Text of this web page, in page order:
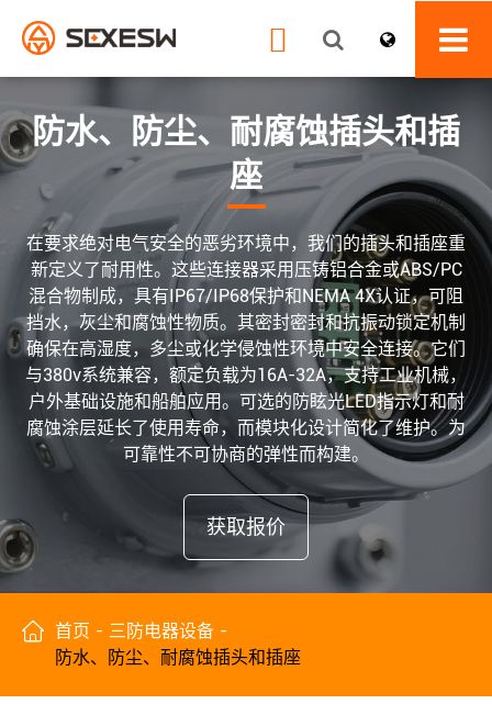

防水、防尘、耐腐蚀插头和插
座
在要求绝对电气安全的恶劣环境中，我们的插头和插座重
新定义了耐用性。这些连接器采用压铸铝合金或ABS/PC
混合物制成，具有IP67/IP68保护和NEMA 4X认证，可阻
挡水，灰尘和腐蚀性物质。其密封密封和抗振动锁定机制
确保在高湿度，多尘或化学侵蚀性环境中安全连接。它们
与380v系统兼容，额定负载为16A-32A，支持工业机械，
户外基础设施和船舶应用。可选的防眩光LED指示灯和耐
腐蚀涂层延长了使用寿命，而模块化设计简化了维护。为
可靠性不可协商的弹性而构建。
获取报价
 首页
三防电器设备
防水、防尘、耐腐蚀插头和插座